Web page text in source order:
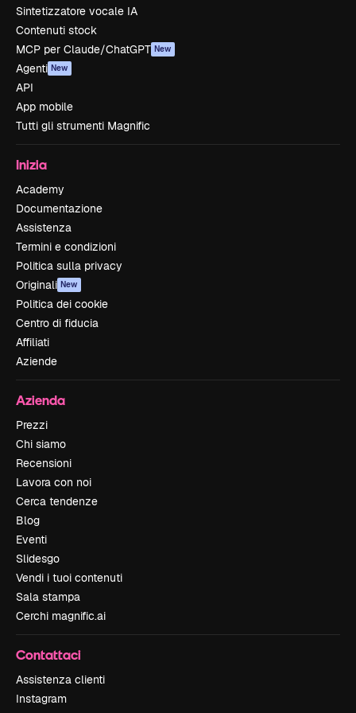
Sintetizzatore vocale IA
Contenuti stock
MCP per Claude/ChatGPT New
Agenti New
API
App mobile
Tutti gli strumenti Magnific
Inizia
Academy
Documentazione
Assistenza
Termini e condizioni
Politica sulla privacy
Originali New
Politica dei cookie
Centro di fiducia
Affiliati
Aziende
Azienda
Prezzi
Chi siamo
Recensioni
Lavora con noi
Cerca tendenze
Blog
Eventi
Slidesgo
Vendi i tuoi contenuti
Sala stampa
Cerchi magnific.ai
Contattaci
Assistenza clienti
Instagram